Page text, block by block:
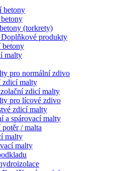
betony
(torkrety)
produkty
betony
malty
pro normální zdivo
zdicí malty
zdicí malty
pro lícové zdivo
zdicí malty
a spárovací malty
/ malta
malty
malty